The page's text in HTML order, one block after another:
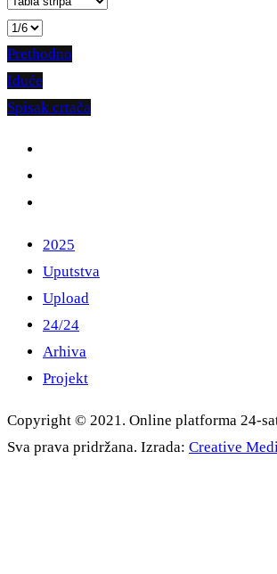
Prethodno
Iduće
Spisak crtača
2025
Uputstva
Upload
24/24
Arhiva
Projekt
Copyright © 2021. Online platforma 24-
Sva prava pridržana. Izrada: Creative